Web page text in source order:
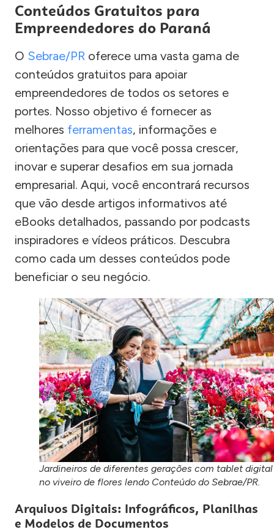
Conteúdos Gratuitos para
Empreendedores do Paraná
O Sebrae/PR oferece uma vasta gama de
conteúdos gratuitos para apoiar
empreendedores de todos os setores e
portes. Nosso objetivo é fornecer as
melhores ferramentas, informações e
orientações para que você possa crescer,
inovar e superar desafios em sua jornada
empresarial. Aqui, você encontrará recursos
que vão desde artigos informativos até
eBooks detalhados, passando por podcasts
inspiradores e vídeos práticos. Descubra
como cada um desses conteúdos pode
beneficiar o seu negócio.
Jardineiros de diferentes gerações com tablet digital
no viveiro de flores lendo Conteúdo do Sebrae/PR.
Arquivos Digitais: Infográficos, Planilhas
e Modelos de Documentos